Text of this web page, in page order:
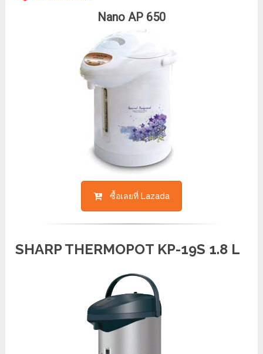
Nano AP 650
ซื้อเลยที่ Lazada
SHARP THERMOPOT KP-19S 1.8 L